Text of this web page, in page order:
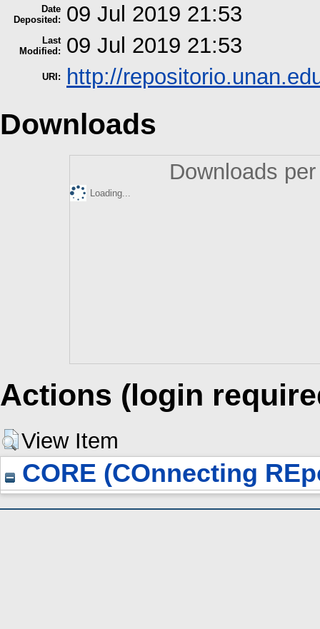
Date
Deposited:
09 Jul 2019 21:53
Last
Modified:
09 Jul 2019 21:53
URI: http://
Downloads
Downloads
Loading...
Actions (login
View Item
CORE (COnnecting